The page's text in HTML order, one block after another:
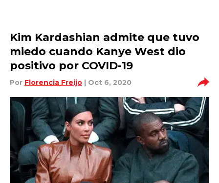
Kim Kardashian admite que tuvo
miedo cuando Kanye West dio
positivo por COVID-19
Por Florencia Freijo | Oct 6, 2020